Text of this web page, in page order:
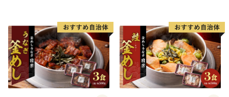
取り寄せグルメ 魚醤 ナンプ
ラー 愛知県 小牧市 冷凍 送料
無料